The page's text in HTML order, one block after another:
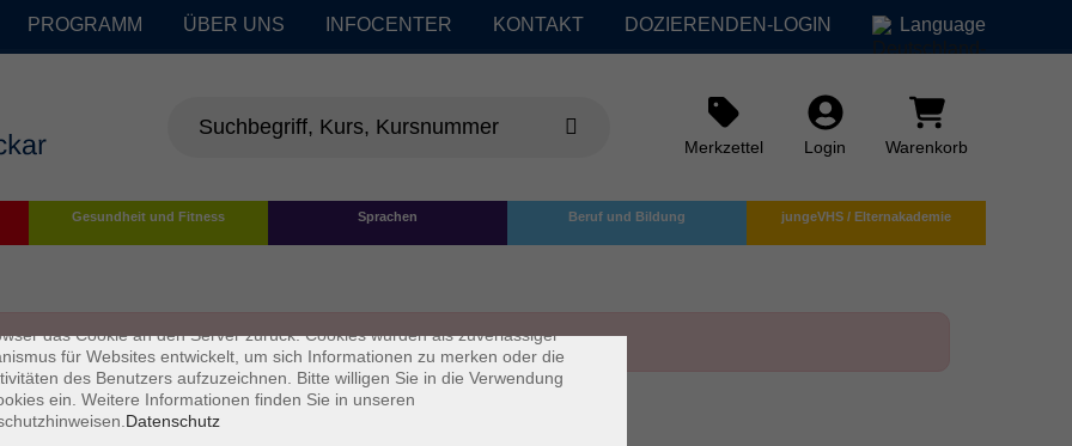
PROGRAMM ÜBER UNS INFOCENTER KONTAKT DOZIERENDEN-LOGIN Language
Merkzettel Login Warenkorb
Gesundheit und Fitness Sprachen Beruf und Bildung jungeVHS / Elternakademie
sind kleine Datenmengen, die von einer Website gesendet und vom
das Cookie an den Server zurück. Cookies wurden als zuverlässiger
für Websites entwickelt, um sich Informationen zu merken oder die
des Benutzers aufzuzeichnen. Bitte willigen Sie in die Verwendung
ein. Weitere Informationen finden Sie in unseren
Datenschutz
×